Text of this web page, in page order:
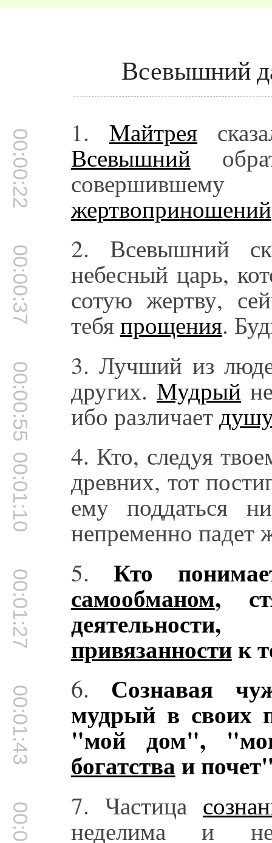
Всевышний
00:00:22 1. Mайтрея
Всевышний
жертвоприношений
00:00:37 2. Всевышний
небесный царь,
сотую жертву,
тебяпрощения.
00:00:55 3. Лучший из
других. Мудрый
ибо различает
00:01:10 4. Кто, следуя
древних, тот
ему поддаться
непременно падет
00:01:27 5. Кто
самообманом,
привязанностик
00:01:43 6. Сознавая
мудрый в своих
"мой дом",
богатства и
7. Частица
неделима и